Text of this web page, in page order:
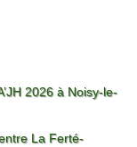
2026 à Noisy-le-
La Ferté-